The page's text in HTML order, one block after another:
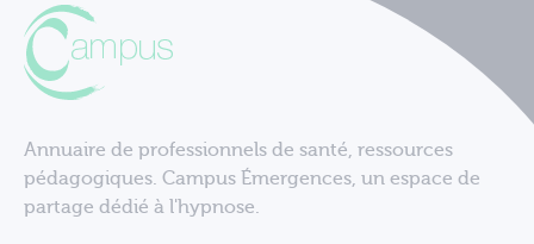
Annuaire de professionnels de santé, ressources
pédagogiques. Campus Émergences, un espace de
partage dédié à l'hypnose.